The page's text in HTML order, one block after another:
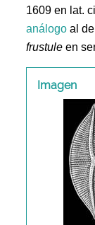
1609 en lat.
análogo al
frustule en
Imagen